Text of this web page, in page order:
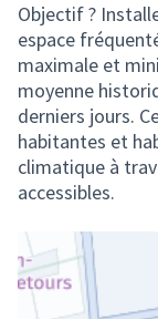
Objectif ?
espace
maximale et
moyenne
derniers jours.
habitantes et
climatique à
accessibles.